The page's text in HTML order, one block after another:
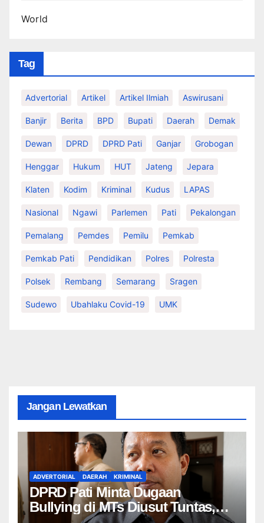
World
Tag
Advertorial Artikel Artikel Ilmiah Aswirusani
Banjir Berita BPD Bupati Daerah Demak
Dewan DPRD DPRD Pati Ganjar Grobogan
Henggar Hukum HUT Jateng Jepara
Klaten Kodim Kriminal Kudus LAPAS
Nasional Ngawi Parlemen Pati Pekalongan
Pemalang Pemdes Pemilu Pemkab
Pemkab Pati Pendidikan Polres Polresta
Polsek Rembang Semarang Sragen
Sudewo Ubahlaku Covid-19 UMK
Jangan Lewatkan
ADVERTORIAL DAERAH KRIMINAL
DPRD Pati Minta Dugaan
Bullying di MTs Diusut Tuntas,